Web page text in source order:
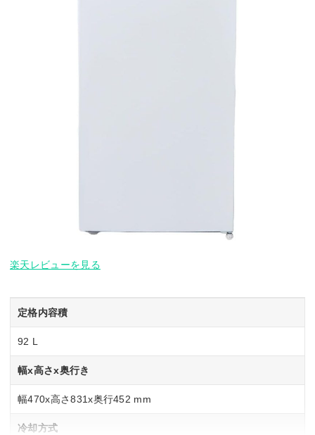
楽天レビューを見る
定格内容積
92 L
幅x高さx奥行き
幅470x高さ831x奥行452 mm
冷却方式